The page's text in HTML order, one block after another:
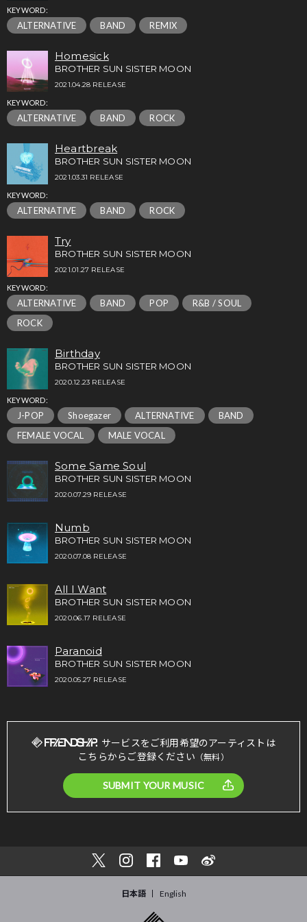
KEYWORD:
ALTERNATIVE BAND REMIX
Homesick
BROTHER SUN SISTER MOON
2021.04.28 RELEASE
KEYWORD:
ALTERNATIVE BAND ROCK
Heartbreak
BROTHER SUN SISTER MOON
2021.03.31 RELEASE
KEYWORD:
ALTERNATIVE BAND ROCK
Try
BROTHER SUN SISTER MOON
2021.01.27 RELEASE
KEYWORD:
ALTERNATIVE BAND POP
R&B / SOUL
ROCK
Birthday
BROTHER SUN SISTER MOON
2020.12.23 RELEASE
KEYWORD:
J-POP Shoegazer ALTERNATIVE
BAND
FEMALE VOCAL
MALE VOCAL
Some Same Soul
BROTHER SUN SISTER MOON
2020.07.29 RELEASE
Numb
BROTHER SUN SISTER MOON
2020.07.08 RELEASE
All I Want
BROTHER SUN SISTER MOON
2020.06.17 RELEASE
Paranoid
BROTHER SUN SISTER MOON
2020.05.27 RELEASE
サービスをご利用希望のアーティストは
こちらからご登録ください （無料）
SUBMIT YOUR MUSIC
日本語 English